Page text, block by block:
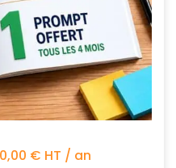
€ HT / an